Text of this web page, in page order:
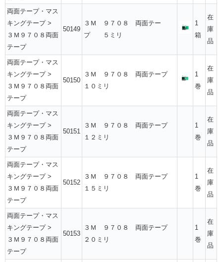
両面テープ・マス
キングテープ >
３Ｍ９７０８両面
テープ
50149
３Ｍ ９７０８ 両面テー
プ ５ミリ
1
箱
在
庫
品
両面テープ・マス
キングテープ >
３Ｍ９７０８両面
テープ
50150
３Ｍ ９７０８ 両面テープ
１０ミリ
1
巻
在
庫
品
両面テープ・マス
キングテープ >
３Ｍ９７０８両面
テープ
50151
３Ｍ ９７０８ 両面テープ
１２ミリ
1
巻
在
庫
品
両面テープ・マス
キングテープ >
３Ｍ９７０８両面
テープ
50152
３Ｍ ９７０８ 両面テープ
１５ミリ
1
巻
在
庫
品
両面テープ・マス
キングテープ >
３Ｍ９７０８両面
テープ
50153
３Ｍ ９７０８ 両面テープ
２０ミリ
1
巻
在
庫
品